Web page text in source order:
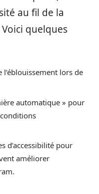
au fil de la
quelques
lors de
automatique » pour
d’accessibilité pour
améliorer